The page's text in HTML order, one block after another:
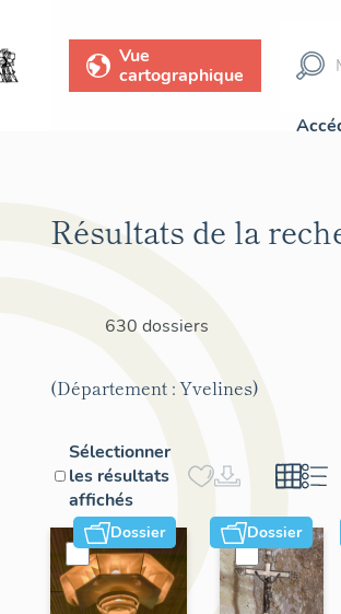
Vue
cartographique
Résultats de la
630 dossiers
(Département : Yvelines)
Sélectionner
les résultats
affichés
Dossier Dossier